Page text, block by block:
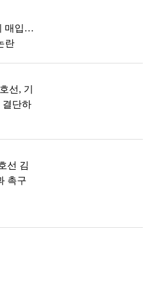
매입…
란
선, 기
결단하
선 김
촉구